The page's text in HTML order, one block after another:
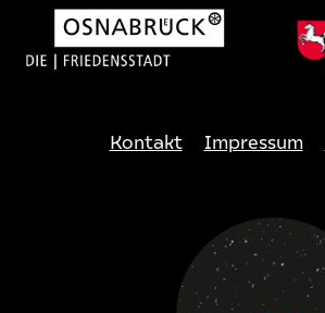
Kontakt Impressum